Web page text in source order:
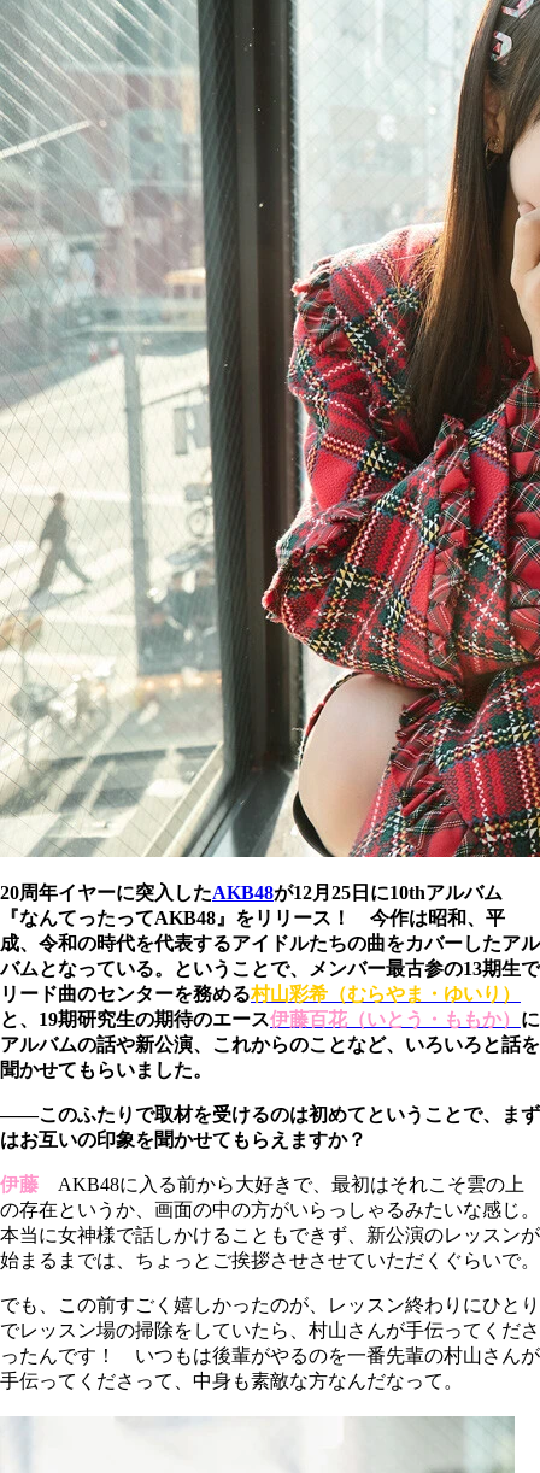
20周年イヤーに突入したAKB48が12月25日に10thアルバム
『なんてったってAKB48』をリリース！ 今作は昭和、平
成、令和の時代を代表するアイドルたちの曲をカバーしたアル
バムとなっている。ということで、メンバー最古参の13期生で
リード曲のセンターを務める村山彩希（むらやま・ゆいり）
と、19期研究生の期待のエース伊藤百花（いとう・ももか） に
アルバムの話や新公演、これからのことなど、いろいろと話を
聞かせてもらいました。
――このふたりで取材を受けるのは初めてということで、まず
はお互いの印象を聞かせてもらえますか？
伊藤 AKB48に入る前から大好きで、最初はそれこそ雲の上
の存在というか、画面の中の方がいらっしゃるみたいな感じ。
本当に女神様で話しかけることもできず、新公演のレッスンが
始まるまでは、ちょっとご挨拶させさせていただくぐらいで。
でも、この前すごく嬉しかったのが、レッスン終わりにひとり
でレッスン場の掃除をしていたら、村山さんが手伝ってくださ
ったんです！ いつもは後輩がやるのを一番先輩の村山さんが
手伝ってくださって、中身も素敵な方なんだなって。